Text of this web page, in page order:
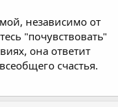
независимо от
"почувствовать"
она ответит
счастья.